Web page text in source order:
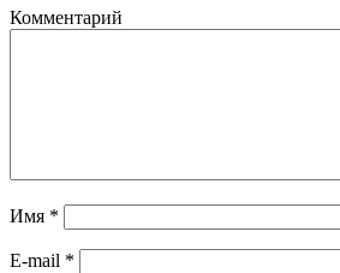
Комментарий
Имя *
E-mail *